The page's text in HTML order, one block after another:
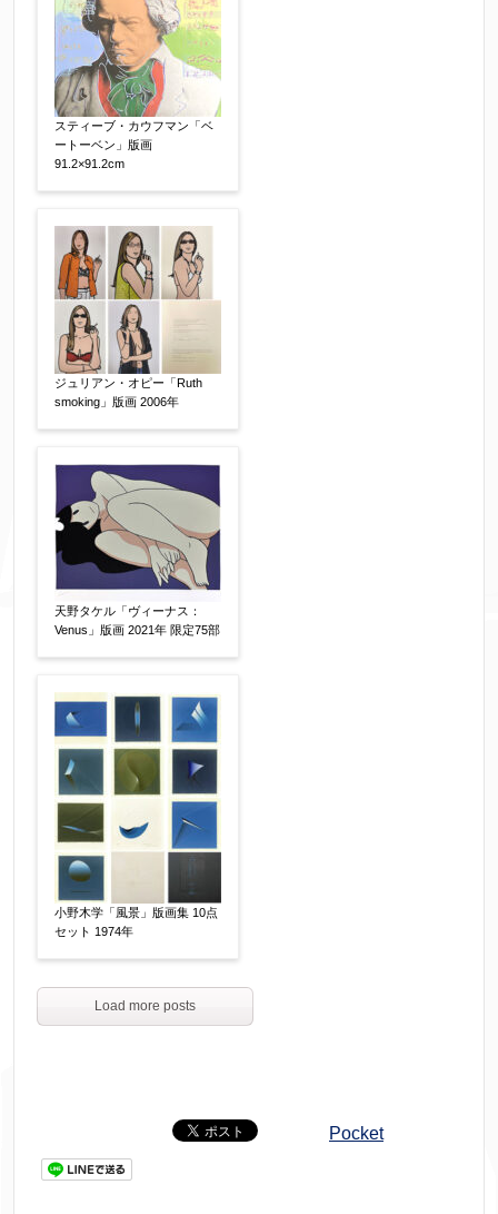
スティーブ・カウフマン「ベ
ートーベン」版画
91.2×91.2cm
ジュリアン・オピー「Ruth
smoking」版画 2006年
天野タケル「ヴィーナス：
Venus」版画 2021年 限定75部
小野木学「風景」版画集 10点
セット 1974年
Load more posts
Pocket